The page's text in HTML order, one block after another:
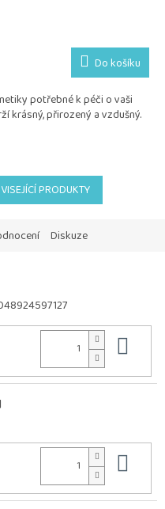
Do košíku
potřebné k péči o vaši
krásný, přirozený a vzdušný.
PRODUKTY
Diskuze